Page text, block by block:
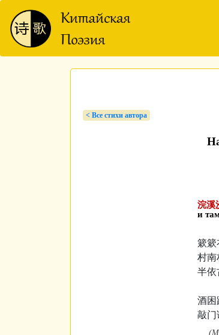
< Bсе стихи автора
浣溪
и
簌簌
村南
半依
酒困
敲门